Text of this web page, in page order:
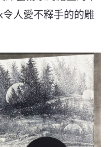
人愛不釋手的的雕